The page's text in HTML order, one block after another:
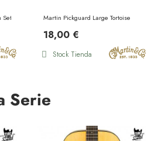
Black Pearl InlayMartin Pickguard Large Tortoise
18,00 €
Stock Tienda
Serie